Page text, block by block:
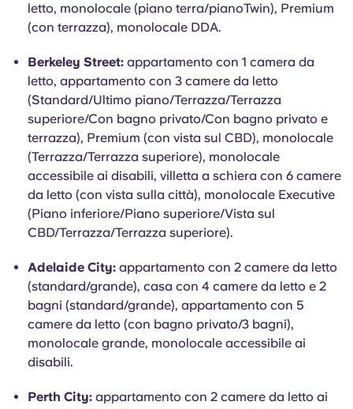
letto, monolocale (piano terra/pianoTwin), Premium
(con terrazza), monolocale DDA.
Berkeley Street: appartamento con 1 camera da
letto, appartamento con 3 camere da letto
(Standard/Ultimo piano/Terrazza/Terrazza
superiore/Con bagno privato/Con bagno privato e
terrazza), Premium (con vista sul CBD), monolocale
(Terrazza/Terrazza superiore), monolocale
accessibile ai disabili, villetta a schiera con 6 camere
da letto (con vista sulla città), monolocale Executive
(Piano inferiore/Piano superiore/Vista sul
CBD/Terrazza/Terrazza superiore).
Adelaide City: appartamento con 2 camere da letto
(standard/grande), casa con 4 camere da letto e 2
bagni (standard/grande), appartamento con 5
camere da letto (con bagno privato/3 bagni),
monolocale grande, monolocale accessibile ai
disabili.
Perth City: appartamento con 2 camere da letto ai